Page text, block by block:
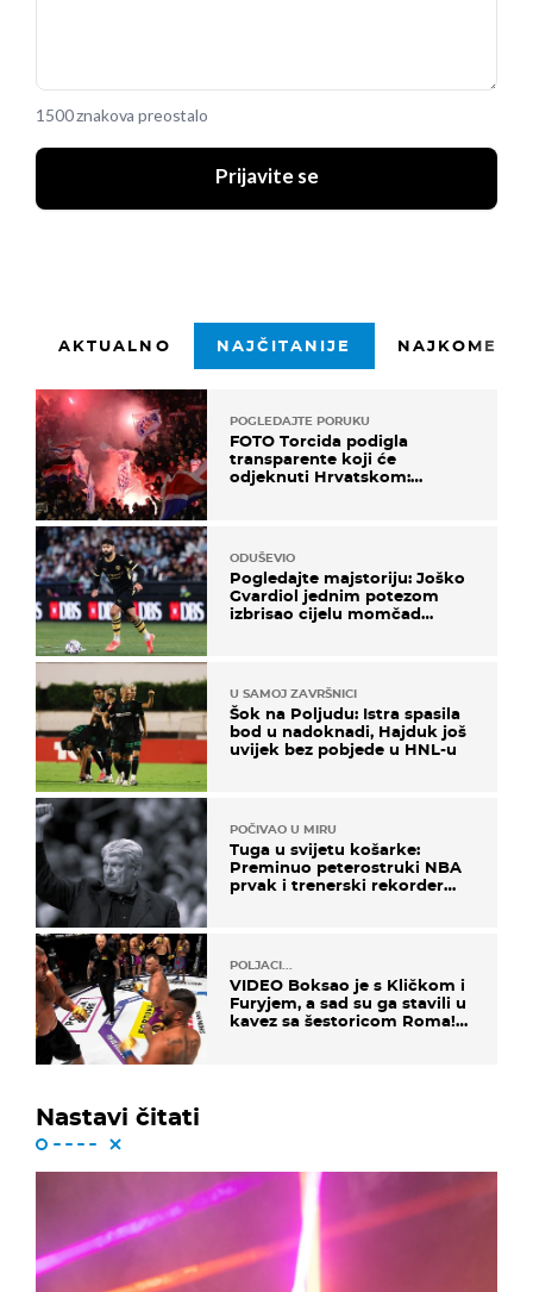
1500 znakova preostalo
Prijavite se
AKTUALNO NAJČITANIJE
POGLEDAJTE PORUKU
FOTO Torcida podigla
transparente koji će
odjeknuti Hrvatskom:
ODUŠEVIO
Pogledajte majstoriju: Joško
Gvardiol jednim potezom
izbrisao cijelu momčad
U SAMOJ ZAVRŠNICI
Šok na Poljudu: Istra spasila
bod u nadoknadi, Hajduk još
uvijek bez pobjede u HNL-u
POČIVAO U MIRU
Tuga u svijetu košarke:
Preminuo peterostruki NBA
prvak i trenerski rekorder
POLJACI...
VIDEO Boksao je s Kličkom i
Furyjem, a sad su ga stavili u
kavez sa šestoricom Roma!
Nastavi čitati